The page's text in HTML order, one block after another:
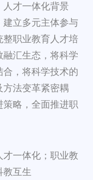
人才一体化背景
立多元主体参与
整职业教育人才培
汇生态，将科学
，将科学技术的
方法变革紧密耦
略，全面推进职
一体化；职业教
教互生